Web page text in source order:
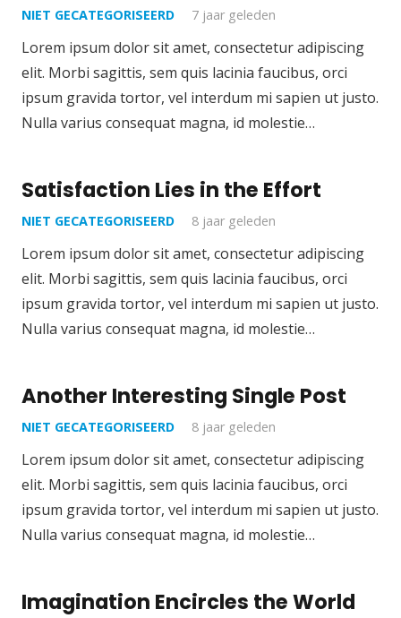
NIET GECATEGORISEERD 7 jaar geleden
Lorem ipsum dolor sit amet, consectetur adipiscing
elit. Morbi sagittis, sem quis lacinia faucibus, orci
ipsum gravida tortor, vel interdum mi sapien ut justo.
Nulla varius consequat magna, id molestie…
Satisfaction Lies in the Effort
NIET GECATEGORISEERD 8 jaar geleden
Lorem ipsum dolor sit amet, consectetur adipiscing
elit. Morbi sagittis, sem quis lacinia faucibus, orci
ipsum gravida tortor, vel interdum mi sapien ut justo.
Nulla varius consequat magna, id molestie…
Another Interesting Single Post
NIET GECATEGORISEERD 8 jaar geleden
Lorem ipsum dolor sit amet, consectetur adipiscing
elit. Morbi sagittis, sem quis lacinia faucibus, orci
ipsum gravida tortor, vel interdum mi sapien ut justo.
Nulla varius consequat magna, id molestie…
Imagination Encircles the World